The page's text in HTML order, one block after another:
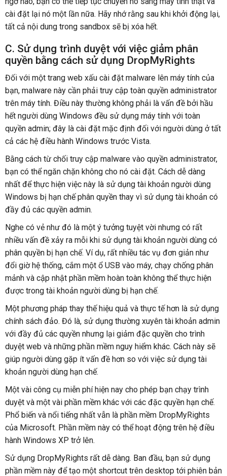
cài đặt lại nó một lần nữa. Hãy nhớ rằng sau khi khởi động lại,
tất cả nội dung trong sandbox sẽ bị xóa hết.
C. Sử dụng trình duyệt với việc giảm phân
quyền bằng cách sử dụng DropMyRights
Đối với một trang web xấu cài đặt malware lên máy tính của
bạn, malware này cần phải truy cập toàn quyền administrator
trên máy tính. Điều này thường không phải là vấn đề bởi hầu
hết người dùng Windows đều sử dụng máy tính với toàn
quyền admin; đây là cài đặt mặc định đối với người dùng ở tất
cả các hệ điều hành Windows trước Vista.
Bằng cách từ chối truy cập malware vào quyền administrator,
bạn có thể ngăn chặn không cho nó cài đặt. Cách dễ dàng
nhất để thực hiện việc này là sử dụng tài khoản người dùng
Windows bị hạn chế phân quyền thay vì sử dụng tài khoản có
đầy đủ các quyền admin.
Nghe có vẻ như đó là một ý tưởng tuyệt vời nhưng có rất
nhiều vấn đề xảy ra mỗi khi sử dụng tài khoản người dùng có
phân quyền bị hạn chế. Ví dụ, rất nhiều tác vụ đơn giản như
đổi giờ hệ thống, cắm một ổ USB vào máy, chạy chống phân
mảnh và cập nhật phần mềm hoàn toàn không thể thực hiện
được trong tài khoản người dùng bị hạn chế.
Một phương pháp thay thế hiệu quả và thực tế hơn là sử dụng
chính sách đảo. Đó là, sử dụng thường xuyên tài khoản admin
với đầy đủ các quyền nhưng lại giảm đặc quyền cho trình
duyệt web và những phần mềm nguy hiểm khác. Cách này sẽ
giúp người dùng gặp ít vấn đề hơn so với việc sử dụng tài
khoản người dùng hạn chế.
Một vài công cụ miễn phí hiện nay cho phép bạn chạy trình
duyệt và một vài phần mềm khác với các đặc quyền hạn chế.
Phổ biến và nổi tiếng nhất vẫn là phần mềm DropMyRights
của Microsoft. Phần mềm này có thể hoạt động trên hệ điều
hành Windows XP trở lên.
Sử dụng DropMyRights rất dễ dàng. Ban đầu, bạn sử dụng
phần mềm này để tạo một shortcut trên desktop tới phiên bản